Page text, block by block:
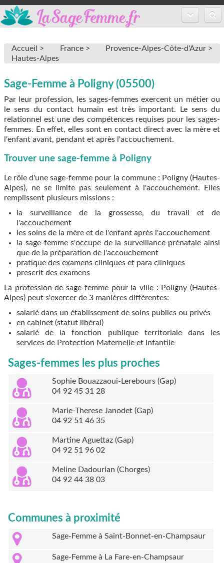
Annuaire des sages-femmes
FAQ
Accueil > France >
Provence-Alpes-Côte-d'Azur >
Hautes-Alpes
Sage-Femme à Poligny (05500)
Par leur profession, les sages-femmes exercent un métier ou
le sens du contact humain est très important. Le sens du
relationnel est une des compétences requises pour les sages-
femmes. En effet, elles sont en contact direct avec la mère et
l'enfant avant, pendant et après l'accouchement.
Trouver une sage-femme à Poligny
Le rôle d'une sage-femme pour la commune : Poligny (Hautes-
Alpes), ne se limite pas seulement à l'accouchement. Elles
remplissent plusieurs missions :
la surveillance de la grossesse, du travail et de
l'accouchement
les soins de la mère et de l'enfant après l'accouchement
la sage-femme s'occupe de la surveillance prénatale ainsi
que de la préparation de l'accouchement
pratique des examens cliniques et para cliniques
prescrit des examens
La profession de sage-femme pour la ville : Poligny (Hautes-
Alpes) peut s'exercer de 3 manières différentes:
salarié dans un établissement de soins publics ou privés
en cabinet (statut libéral)
salarié de la fonction publique territoriale dans les
services de Protection Maternelle et Infantile
Sages-femmes les plus proches
Sophie Bouazzaoui-Lerebours (Gap)
04 92 45 31 28
Marie-Therese Janodet (Gap)
04 92 51 46 35
Martine Aguettaz (Gap)
04 92 51 96 02
Meline Dadourian (Chorges)
04 92 44 38 03
Communes à proximité
Sage-Femme à Saint-Bonnet-en-Champsaur
Sage-Femme à La Fare-en-Champsaur